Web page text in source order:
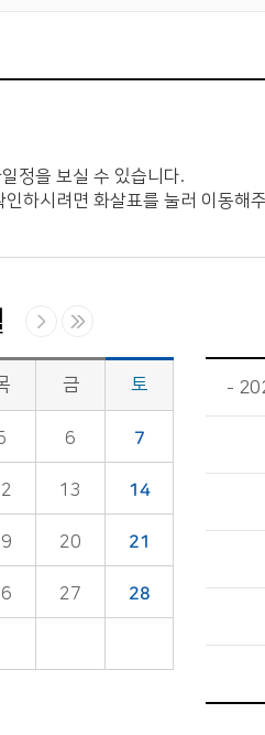
정을 보실 수 있습니다.
인하시려면 화살표를 눌러 이동해
금 토
6 7
13 14
20 21
27 28